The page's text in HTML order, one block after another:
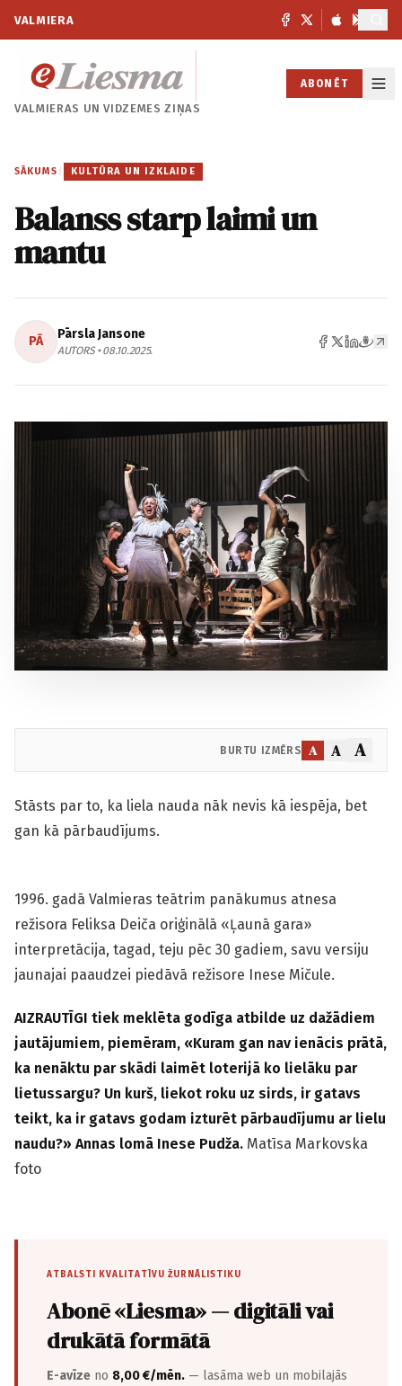
VALMIERA
VALMIERAS UNVIDZEMES ZIŅAS
ABONĒT
SĀKUMS / KULTŪRA UN IZKLAIDE
Balanss starp laimi un
mantu
PĀ Pārsla Jansone
AUTORS • 08.10.2025.
BURTU IZMĒRS A A A
Stāsts par to, ka liela nauda nāk nevis kā iespēja, bet
gan kā pārbaudījums.
1996. gadā Valmieras teātrim panākumus atnesa
režisora Feliksa Deiča oriģinālā «Ļaunā gara»
interpretācija, tagad, teju pēc 30 gadiem, savu versiju
jaunajai paaudzei piedāvā režisore Inese Mičule.
AIZRAUTĪGI tiek meklēta godīga atbilde uz dažādiem
jautājumiem, piemēram, «Kuram gan nav ienācis prātā,
ka nenāktu par skādi laimēt loterijā ko lielāku par
lietussargu? Un kurš, liekot roku uz sirds, ir gatavs
teikt, ka ir gatavs godam izturēt pārbaudījumu ar lielu
naudu?» Annas lomā Inese Pudža. Matīsa Markovska
foto
ATBALSTI KVALITATĪVU ŽURNĀLISTIKU
Abonē «Liesma» — digitāli vai
drukātā formātā
E-avīze no 8,00 €/mēn. — lasāma web un mobilajās